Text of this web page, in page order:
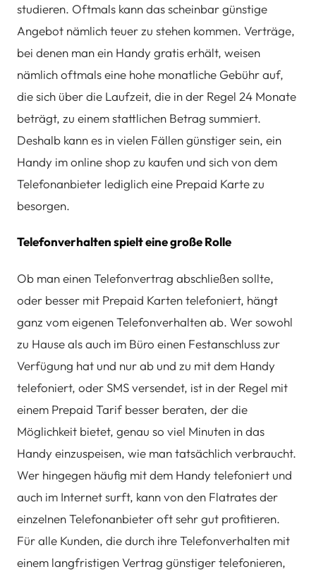
studieren. Oftmals kann das scheinbar günstige
Angebot nämlich teuer zu stehen kommen. Verträge,
bei denen man ein Handy gratis erhält, weisen
nämlich oftmals eine hohe monatliche Gebühr auf,
die sich über die Laufzeit, die in der Regel 24 Monate
beträgt, zu einem stattlichen Betrag summiert.
Deshalb kann es in vielen Fällen günstiger sein, ein
Handy im online shop zu kaufen und sich von dem
Telefonanbieter lediglich eine Prepaid Karte zu
besorgen.
Telefonverhalten spielt eine große Rolle
Ob man einen Telefonvertrag abschließen sollte,
oder besser mit Prepaid Karten telefoniert, hängt
ganz vom eigenen Telefonverhalten ab. Wer sowohl
zu Hause als auch im Büro einen Festanschluss zur
Verfügung hat und nur ab und zu mit dem Handy
telefoniert, oder SMS versendet, ist in der Regel mit
einem Prepaid Tarif besser beraten, der die
Möglichkeit bietet, genau so viel Minuten in das
Handy einzuspeisen, wie man tatsächlich verbraucht.
Wer hingegen häufig mit dem Handy telefoniert und
auch im Internet surft, kann von den Flatrates der
einzelnen Telefonanbieter oft sehr gut profitieren.
Für alle Kunden, die durch ihre Telefonverhalten mit
einem langfristigen Vertrag günstiger telefonieren,